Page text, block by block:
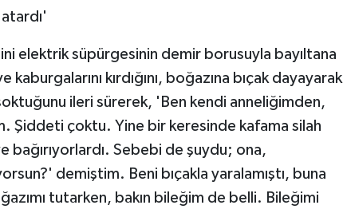
elektrik süpürgesinin demir borusuyla bayıltana
kırdığını, boğazına bıçak dayayarak
ileri sürerek, 'Ben kendi anneliğimden,
Şiddeti çoktu. Yine bir keresinde kafama silah
bağırıyorlardı. Sebebi de şuydu; ona,
demiştim. Beni bıçakla yaralamıştı, buna
tutarken, bakın bileğim de belli. Bileğimi